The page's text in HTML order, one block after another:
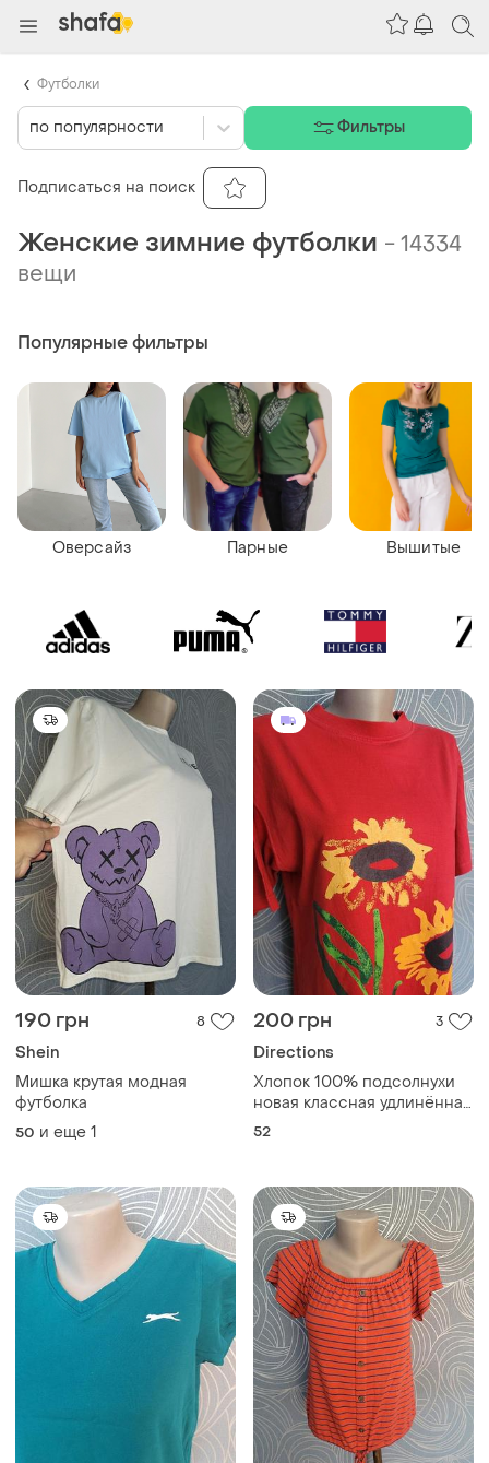
Женские зимние футболки -14334
вещи
190 грн 8
Shein
Мишка крутая модная
футболка
50 и еще 1
200 грн 3
Directions
Хлопок 100% подсолнухи
новая классная удлинённая
модная футболка
52
Популярные фильтры
Оверсайз Парные Вышитые
по популярности Фильтры
Подписаться на поиск
Футболки